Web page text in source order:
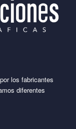
los fabricantes
diferentes